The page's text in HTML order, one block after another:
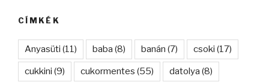
CÍMKÉK
Anyasüti (11) baba (8) banán (7) csoki (17)
cukkini (9) cukormentes (55) datolya (8)